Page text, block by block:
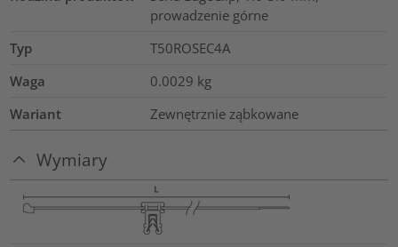
prowadzenie górne
Typ
T50ROSEC4A
Waga
0.0029 kg
Wariant
Zewnętrznie ząbkowane
Wymiary